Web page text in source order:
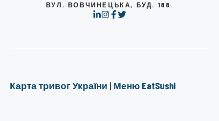
ВУЛ. ВОВЧИНЕЦЬКА, БУД. 188.
Карта тривог України | Меню EatSushi